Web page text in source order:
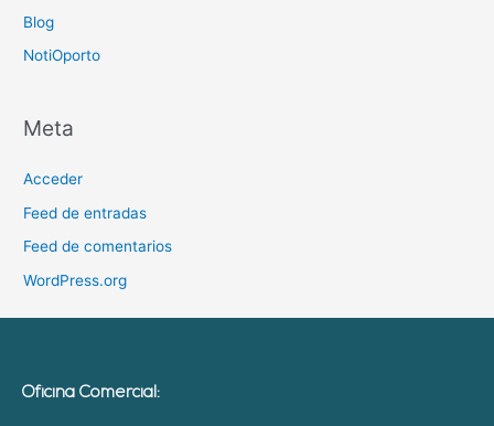
Blog
NotiOporto
Meta
Acceder
Feed de entradas
Feed de comentarios
WordPress.org
Oficina Comercial: